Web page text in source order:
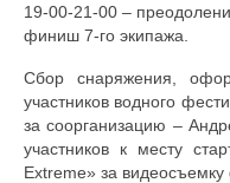
19-00-21-00 –
финиш 7-го экипажа.
Сбор снаряжения,
участников водного
за соорганизацию –
участников к месту
Extreme» за видеосъемку